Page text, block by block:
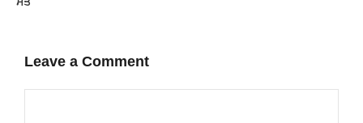
Leave a Comment